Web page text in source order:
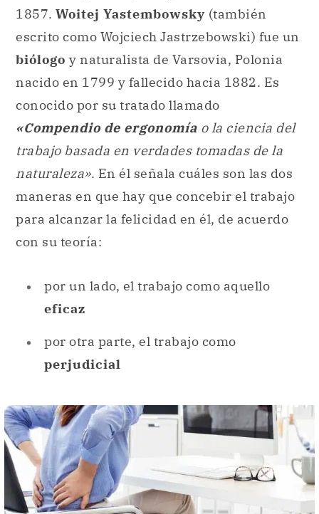
1857. Woitej Yastembowsky (también
escrito como Wojciech Jastrzebowski) fue un
biólogo y naturalista de Varsovia, Polonia
nacido en 1799 y fallecido hacia 1882. Es
conocido por su tratado llamado
«Compendio de ergonomía o la ciencia del
trabajo basada en verdades tomadas de la
naturaleza». En él señala cuáles son las dos
maneras en que hay que concebir el trabajo
para alcanzar la felicidad en él, de acuerdo
con su teoría:
por un lado, el trabajo como aquello
eficaz
por otra parte, el trabajo como
perjudicial